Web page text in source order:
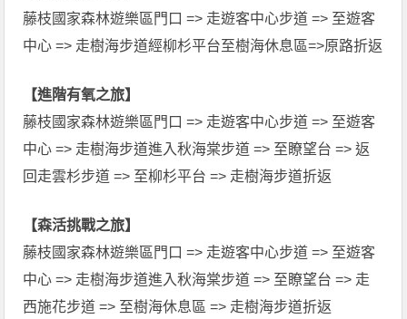
藤枝國家森林遊樂區門口 => 走遊客中心步道 => 至遊客
中心 => 走樹海步道經柳杉平台至樹海休息區=>原路折返
【進階有氧之旅】
藤枝國家森林遊樂區門口 => 走遊客中心步道 => 至遊客
中心 => 走樹海步道進入秋海棠步道 => 至瞭望台 => 返
回走雲杉步道 => 至柳杉平台 => 走樹海步道折返
【森活挑戰之旅】
藤枝國家森林遊樂區門口 => 走遊客中心步道 => 至遊客
中心 => 走樹海步道進入秋海棠步道 => 至瞭望台 => 走
西施花步道 => 至樹海休息區 => 走樹海步道折返